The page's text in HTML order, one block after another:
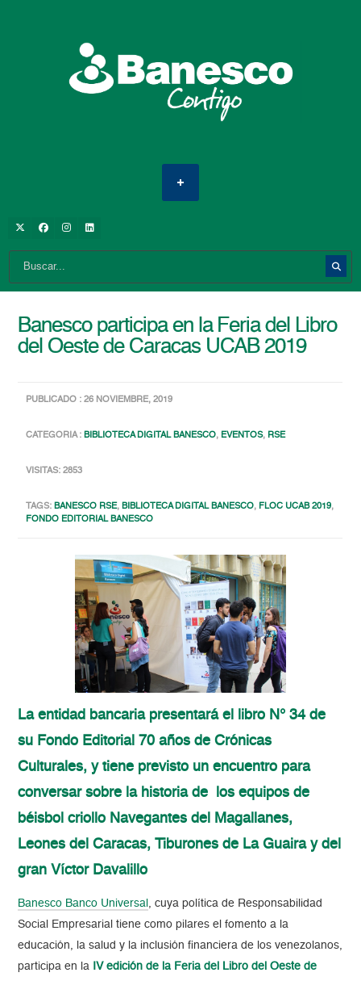
Banesco participa en la Feria del Libro
del Oeste de Caracas UCAB 2019
PUBLICADO : 26 NOVIEMBRE, 2019
CATEGORIA :BIBLIOTECA DIGITAL BANESCO, EVENTOS, RSE
VISITAS: 2853
TAGS:BANESCO RSE,BIBLIOTECA DIGITAL BANESCO, FLOC UCAB 2019,
FONDO EDITORIAL BANESCO
La entidad bancaria presentará el libro N° 34 de
su Fondo Editorial 70 años de Crónicas
Culturales, y tiene previsto un encuentro para
conversar sobre la historia de los equipos de
béisbol criollo Navegantes del Magallanes,
Leones del Caracas, Tiburones de La Guaira y del
gran Víctor Davalillo
Banesco Banco Universal , cuya política de Responsabilidad
Social Empresarial tiene como pilares el fomento a la
educación, la salud y la inclusión financiera de los venezolanos,
participa en la
IV edición de la Feria del Libro del Oeste de